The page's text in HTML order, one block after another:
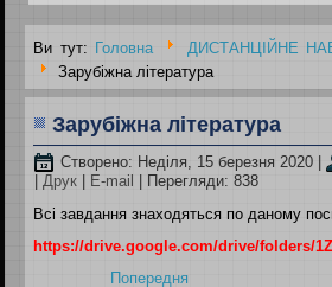
Ви тут: Головна ДИСТАНЦІЙНЕ
Зарубіжна література
Зарубіжна література
Створено: Неділя, 15 березня 2020 |
|Друк E-mail
| Перегляди: 838
Всі завдання знаходяться по даному
https://drive.google.com/drive/folders/
Попередня